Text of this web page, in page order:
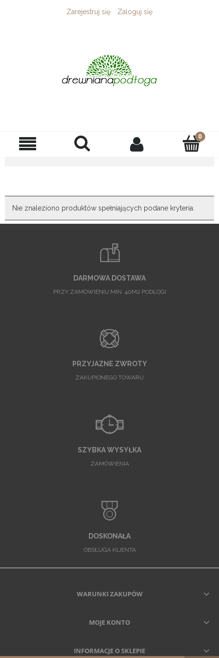
Zarejestruj się Zaloguj się
Nie znaleziono produktów spełniających podane kryteria.
DARMOWA DOSTAWA
PRZY ZAMÓWIENIU MIN. 40M2 PODŁOGI
PRZYJAZNE ZWROTY
ZAKUPIONEGO TOWARU
SZYBKA WYSYŁKA
ZAMÓWIENIA
DOSKONAŁA
OBSŁUGA KLIENTA
WARUNKI ZAKUPÓW
MOJE KONTO
INFORMACJE O SKLEPIE